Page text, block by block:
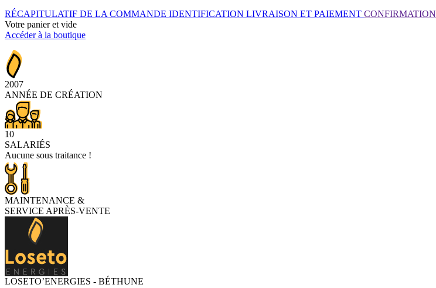
RÉCAPITULATIF DE LA COMMANDE IDENTIFICATION LIVRAISON ET PAIEMENT CONFIRMATION
Votre panier et vide
Accéder à la boutique
2007
ANNÉE DE CRÉATION
10
SALARIÉS
Aucune sous traitance !
MAINTENANCE &
SERVICE APRÈS-VENTE
LOSETO’ENERGIES - BÉTHUNE